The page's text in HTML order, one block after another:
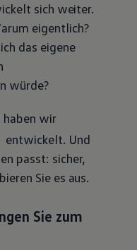
sich weiter.
eigentlich?
das eigene
würde?
haben wir
entwickelt. Und
passt: sicher,
Sie es aus.
Sie zum